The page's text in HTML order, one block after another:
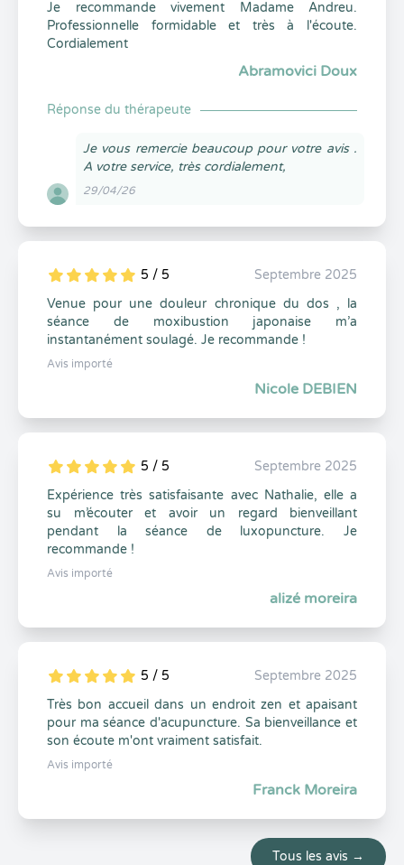
Je recommande vivement Madame Andreu.
Professionnelle formidable et très à l'écoute.
Cordialement
Abramovici Doux
Réponse du thérapeute
Je vous remercie beaucoup pour votre avis .
A votre service, très cordialement,
29/04/26
5
1
5
0 5 / 5
Septembre 2025
Venue pour une douleur chronique du dos , la
séance de moxibustion japonaise m’a
instantanément soulagé. Je recommande !
Avis importé
Nicole DEBIEN
5
1
5
0 5 / 5
Septembre 2025
Expérience très satisfaisante avec Nathalie, elle a
su m’écouter et avoir un regard bienveillant
pendant la séance de luxopuncture. Je
recommande !
Avis importé
alizé moreira
5
1
5
0 5 / 5
Septembre 2025
Très bon accueil dans un endroit zen et apaisant
pour ma séance d'acupuncture. Sa bienveillance et
son écoute m'ont vraiment satisfait.
Avis importé
Franck Moreira
Tous les avis →